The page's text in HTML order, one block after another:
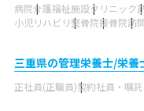
病院介護福祉施設クリニック
小児リハビリ整骨院接骨院訪
三重県の管理栄養士/栄
正社員(正職員)契約社員・嘱